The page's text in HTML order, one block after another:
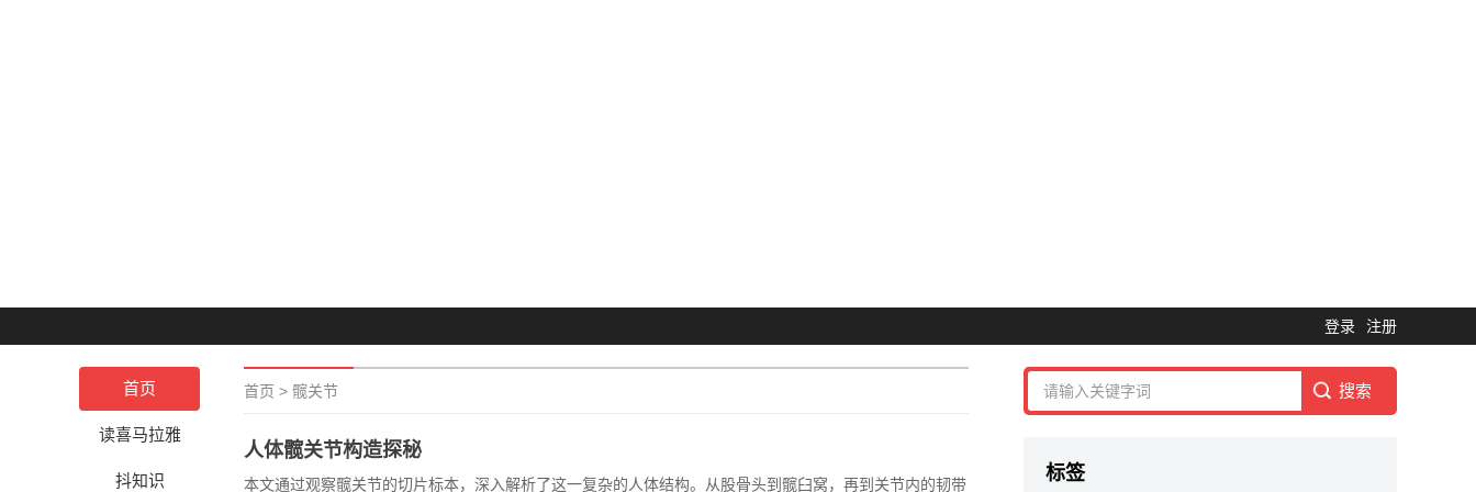
登录 注册
首页
读喜马拉雅
抖知识
首页 > 髋关节
人体髋关节构造探秘
本文通过观察髋关节的切片标本，深入解析了这一复杂的人体结构。从股骨头到髋臼窝，再到关节内的韧带
标签